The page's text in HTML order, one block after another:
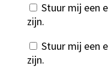
Stuur mij een
zijn.
Stuur mij een
zijn.